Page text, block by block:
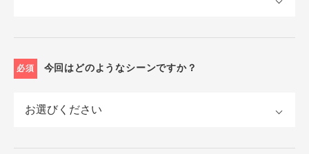
必須 今回はどのようなシーンですか？